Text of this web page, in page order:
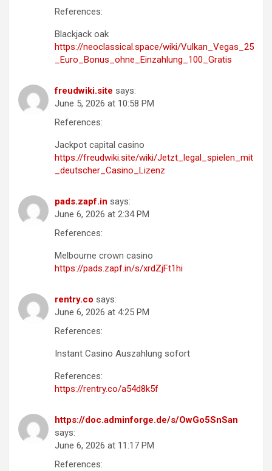
References:
Blackjack oak
https://neoclassical.space/wiki/Vulkan_Vegas_25
_Euro_Bonus_ohne_Einzahlung_100_Gratis
freudwiki.site says:
June 5, 2026 at 10:58 PM
References:
Jackpot capital casino
https://freudwiki.site/wiki/Jetzt_legal_spielen_mit
_deutscher_Casino_Lizenz
pads.zapf.in says:
June 6, 2026 at 2:34 PM
References:
Melbourne crown casino
https://pads.zapf.in/s/xrdZjFt1hi
rentry.co says:
June 6, 2026 at 4:25 PM
References:
Instant Casino Auszahlung sofort
References:
https://rentry.co/a54d8k5f
https://doc.adminforge.de/s/OwGo5SnSan
says:
June 6, 2026 at 11:17 PM
References: